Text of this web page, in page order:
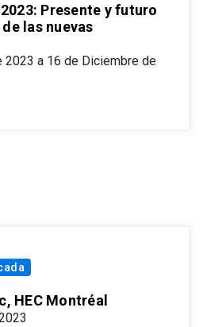
Presente y futuro
las nuevas
2023 a 16 de Diciembre de
HEC Montréal